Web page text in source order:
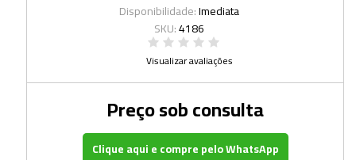
Disponibilidade:Imediata
SKU:4186
Visualizar avaliações
Preço sob consulta
Clique aqui e compre pelo WhatsApp